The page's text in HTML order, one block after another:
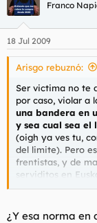
Franco
18 Jul 2009
Arisgo rebuznó:
Ser victima no te
por caso, violar a
una bandera en
y sea cual sea el
(oigh ya ves tu,
del limite). Pero
frentistas, y de
serviditos en
funcionario al
Es decir, me
¿Y esa norma en